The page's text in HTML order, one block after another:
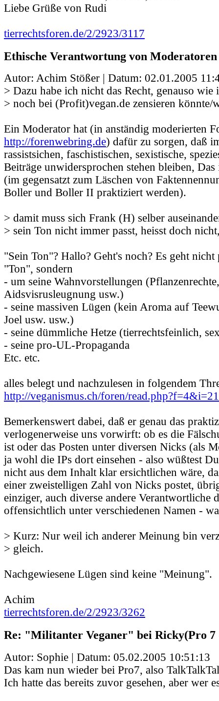
Liebe Grüße von Rudi
tierrechtsforen.de/2/2923/3117
Ethische Verantwortung von Moderatoren
Autor: Achim Stößer | Datum: 02.01.2005
> Dazu habe ich nicht das Recht, genauso wie
> noch bei (Profit)vegan.de zensieren könnte/
Ein Moderator hat (in anständig moderierten
http://forenwebring.de) dafür zu sorgen, daß
rassistsichen, faschistischen, sexistische,
Beiträge unwidersprochen stehen bleiben,
(im gegensatzt zum Läschen von
Boller und Boller II praktiziert werden).
> damit muss sich Frank (H) selber
> sein Ton nicht immer passt, heisst doch
"Sein Ton"? Hallo? Geht's noch? Es geht
"Ton", sondern
- um seine Wahnvorstellungen (Pflanzenrechte,
Aidsvisrusleugnung usw.)
- seine massiven Lügen (kein Aroma auf
Joel usw. usw.)
- seine dümmliche Hetze (tierrechtsfeinlich,
- seine pro-UL-Propaganda
Etc. etc.
alles belegt und nachzulesen in folgendem
http://veganismus.ch/foren/
Bemerkenswert dabei, daß er genau das
verlogenerweise uns vorwirft: ob es die
ist oder das Posten unter diversen Nicks (als
ja wohl die IPs dort einsehen - also wüßtest
nicht aus dem Inhalt klar ersichtlichen wäre,
einer zweistelligen Zahl von Nicks postet,
einziger, auch diverse andere Verantwortliche
offensichtlich unter verschiedenen Namen -
> Kurz: Nur weil ich anderer Meinung bin
> gleich.
Nachgewiesene Lügen sind keine "Meinung".
Achim
tierrechtsforen.de/2/2923/3262
Re: "Militanter Veganer" bei Ricky(Pro 7
Autor: Sophie | Datum: 05.02.2005 10:51:13
Das kam nun wieder bei Pro7, also
Ich hatte das bereits zuvor gesehen, aber wer